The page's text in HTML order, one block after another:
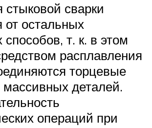
стыковой сварки
от остальных
способов, т. к. в этом
расплавления
торцевые
массивных деталей.
операций при